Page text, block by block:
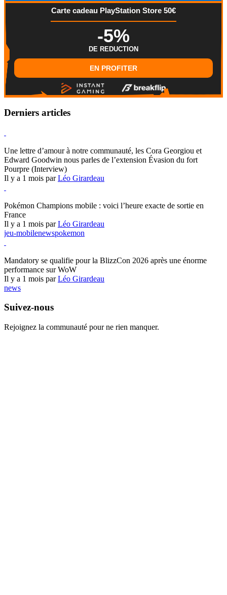
Carte cadeau PlayStation Store 50€
-5%
DE REDUCTION
EN PROFITER
Derniers articles
Une lettre d’amour à notre communauté, les Cora Georgiou et
Edward Goodwin nous parles de l’extension Évasion du fort
Pourpre (Interview)
Il y a 1 mois parLéo Girardeau
Pokémon Champions mobile : voici l’heure exacte de sortie en
France
Il y a 1 mois parLéo Girardeau
jeu-mobilenewspokemon
Mandatory se qualifie pour la BlizzCon 2026 après une énorme
performance sur WoW
Il y a 1 mois parLéo Girardeau
news
Suivez-nous
Rejoignez la communauté pour ne rien manquer.